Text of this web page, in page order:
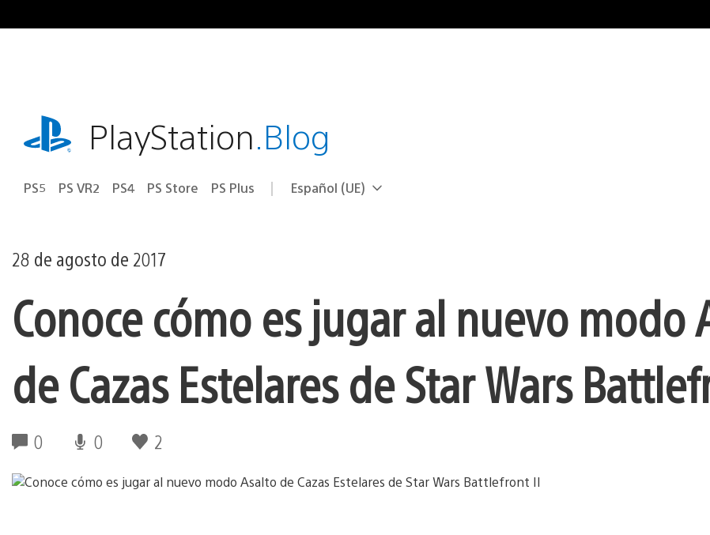
al
playstation.comPlayStation.Blog
PS5 PS VR2 PS4 PS Store PS Plus Selecciona
Región
Español (UE)
28 de agosto de 2017
Conoce cómo es jugar al nuevo modo
de Cazas Estelares de Star Wars
0 0 2